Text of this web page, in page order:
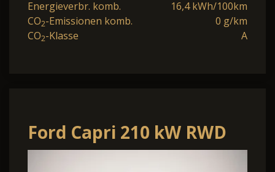
Energieverbr. komb.
16,4 kWh/100km
CO2-Emissionen komb.
0 g/km
CO2-Klasse A
Ford Capri 210 kW RWD